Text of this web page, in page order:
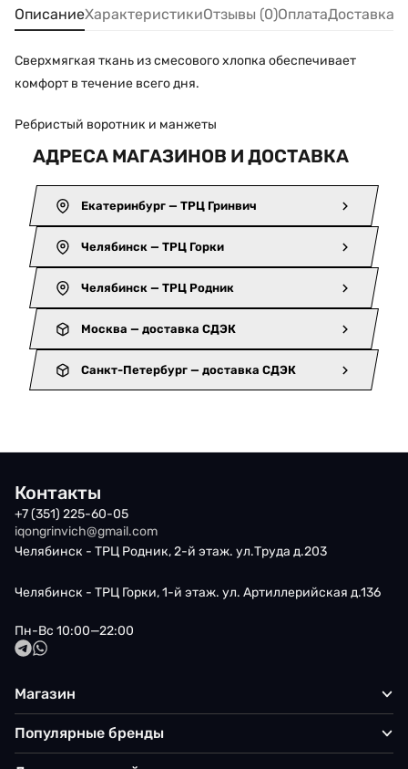
ОписаниеХарактеристикиОтзывы (0)ОплатаДоставка
Сверхмягкая ткань из смесового хлопка обеспечивает
комфорт в течение всего дня.
Ребристый воротник и манжеты
АДРЕСА МАГАЗИНОВ И ДОСТАВКА
Екатеринбург — ТРЦ Гринвич
Челябинск — ТРЦ Горки
Челябинск — ТРЦ Родник
Москва — доставка СДЭК
Санкт-Петербург — доставка СДЭК
Контакты
+7 (351) 225-60-05
iqongrinvich@gmail.com
Челябинск - ТРЦ Родник, 2-й этаж. ул.Труда д.203
Челябинск - ТРЦ Горки, 1-й этаж. ул. Артиллерийская д.136
Пн-Вс 10:00—22:00
Магазин
Популярные бренды